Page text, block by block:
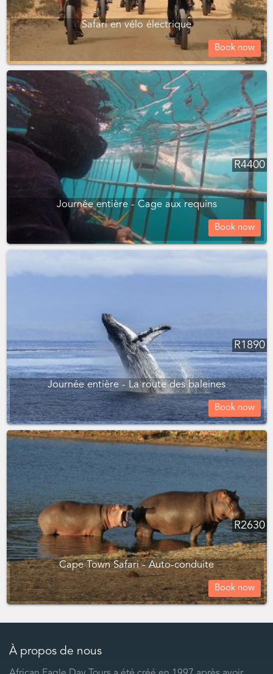
Safari en vélo électrique
Book now
R4400
Journée entière - Cage aux requins
Book now
R1890
Journée entière - La route des baleines
Book now
R2630
Cape Town Safari - Auto-conduite
Book now
À propos de nous